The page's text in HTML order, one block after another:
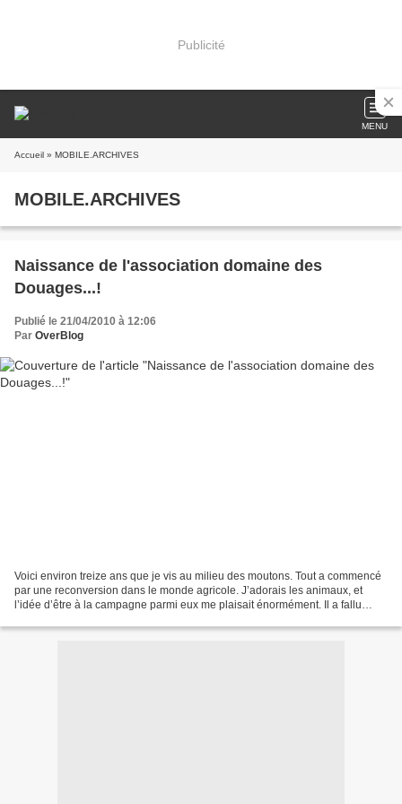
Publicité
MENU
Accueil » MOBILE.ARCHIVES
MOBILE.ARCHIVES
Naissance de l'association domaine des
Douages...!
Publié le 21/04/2010 à 12:06
Par OverBlog
Voici environ treize ans que je vis au milieu des moutons. Tout a commencé
par une reconversion dans le monde agricole. J’adorais les animaux, et
l’idée d’être à la campagne parmi eux me plaisait énormément. Il a fallu